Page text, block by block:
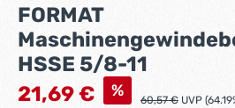
FORMAT
HSSE 5/8-11
Verkaufspreis:
21,69 € % Regulärer Preis:
60,57 € UVP